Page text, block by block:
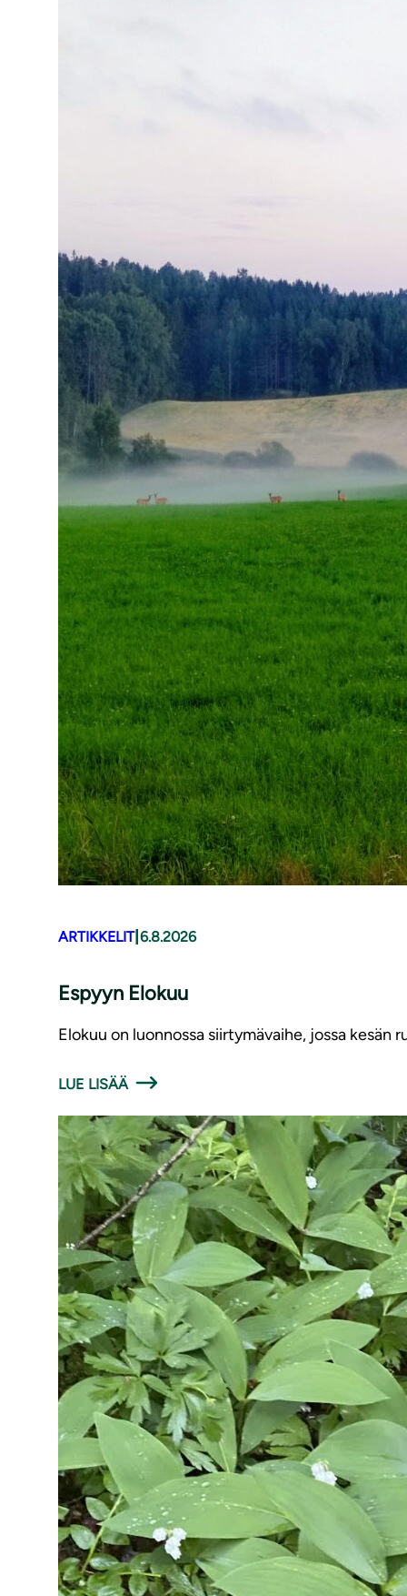
ARTIKKELIT| 6.8.2026
Espyyn Elokuu
Elokuu on luonnossa siirtymävaihe, jossa kesän
LUE LISÄÄ